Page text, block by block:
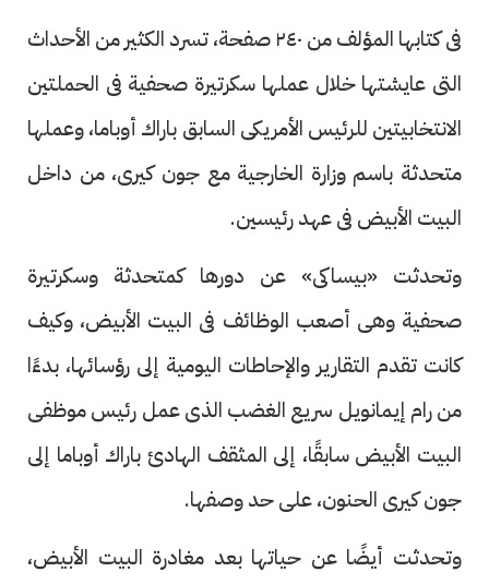
فى كتابها المؤلف من ٢٤٠ صفحة، تسرد الكثير من الأحداث
التى عايشتها خلال عملها سكرتيرة صحفية فى الحملتين
الانتخابيتين للرئيس الأمريكى السابق باراك أوباما، وعملها
متحدثة باسم وزارة الخارجية مع جون كيرى، من داخل
البيت الأبيض فى عهد رئيسين.
وتحدثت «بيساكى» عن دورها كمتحدثة وسكرتيرة
صحفية وهى أصعب الوظائف فى البيت الأبيض، وكيف
كانت تقدم التقارير والإحاطات اليومية إلى رؤسائها، بدءًا
من رام إيمانويل سريع الغضب الذى عمل رئيس موظفى
البيت الأبيض سابقًا، إلى المثقف الهادئ باراك أوباما إلى
جون كيرى الحنون، على حد وصفها.
وتحدثت أيضًا عن حياتها بعد مغادرة البيت الأبيض،